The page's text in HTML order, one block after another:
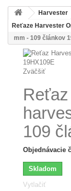
Harvester
Reťaze Harvester
mm - 109 článkov
Zväčšiť
109
Objednávacie
Skladom
Vytlačiť